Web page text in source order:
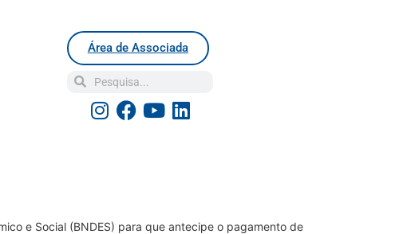
Área de Associada
e Social (BNDES) para que antecipe o pagamento de